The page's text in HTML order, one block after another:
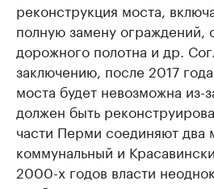
реконструкция моста,
полную замену ограждений,
дорожного полотна и др.
заключению, после 2017
моста будет невозможна из-
должен быть
части Перми соединяют два
коммунальный и
2000-х годов власти